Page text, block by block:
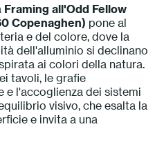
Framing all'Odd Fellow
Copenaghen) pone al
e del colore, dove la
dell'alluminio si declinano
ai colori della natura.
tavoli, le grafie
e l'accoglienza dei sistemi
visivo, che esalta la
e invita a una